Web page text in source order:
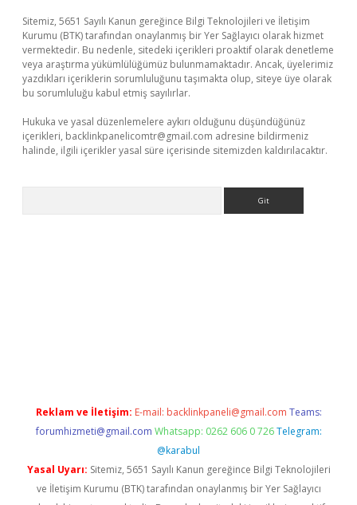
Sitemiz, 5651 Sayılı Kanun gereğince Bilgi Teknolojileri ve İletişim
Kurumu (BTK) tarafından onaylanmış bir Yer Sağlayıcı olarak hizmet
vermektedir. Bu nedenle, sitedeki içerikleri proaktif olarak denetleme
veya araştırma yükümlülüğümüz bulunmamaktadır. Ancak, üyelerimiz
yazdıkları içeriklerin sorumluluğunu taşımakta olup, siteye üye olarak
bu sorumluluğu kabul etmiş sayılırlar.
Hukuka ve yasal düzenlemelere aykırı olduğunu düşündüğünüz
içerikleri, backlinkpanelicomtr@gmail.com adresine bildirmeniz
halinde, ilgili içerikler yasal süre içerisinde sitemizden kaldırılacaktır.
Reklam ve İletişim: E-mail: backlinkpaneli@gmail.com Teams:
forumhizmeti@gmail.com Whatsapp: 0262 606 0 726 Telegram:
@karabul
Yasal Uyarı: Sitemiz, 5651 Sayılı Kanun gereğince Bilgi Teknolojileri
ve İletişim Kurumu (BTK) tarafından onaylanmış bir Yer Sağlayıcı